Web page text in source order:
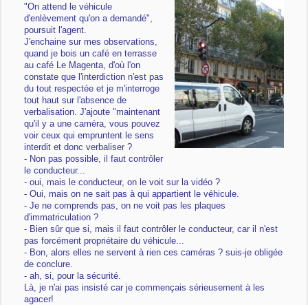
"On attend le véhicule
d'enlèvement qu'on a demandé",
poursuit l'agent.
J'enchaine sur mes observations,
quand je bois un café en terrasse
au café Le Magenta, d'où l'on
constate que l'interdiction n'est pas
du tout respectée et je m'interroge
tout haut sur l'absence de
verbalisation. J'ajoute "maintenant
qu'il y a une caméra, vous pouvez
voir ceux qui empruntent le sens
interdit et donc verbaliser ?
- Non pas possible, il faut contrôler
le conducteur...
- oui, mais le conducteur, on le voit sur la vidéo ?
- Oui, mais on ne sait pas à qui appartient le véhicule.
- Je ne comprends pas, on ne voit pas les plaques
d'immatriculation ?
- Bien sûr que si, mais il faut contrôler le conducteur, car il n'est
pas forcément propriétaire du véhicule...
- Bon, alors elles ne servent à rien ces caméras ? suis-je obligée
de conclure.
- ah, si, pour la sécurité.
Là, je n'ai pas insisté car je commençais sérieusement à les
agacer!